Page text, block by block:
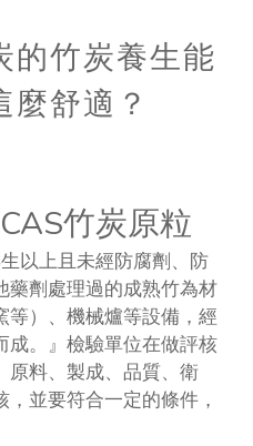
的竹炭養生能
舒適？
竹炭原粒
以上且未經防腐劑、防
藥劑處理過的成熟竹為材
等）、機械爐等設備，經
成。』檢驗單位在做評核
原料、製成、品質、衛
並要符合一定的條件，